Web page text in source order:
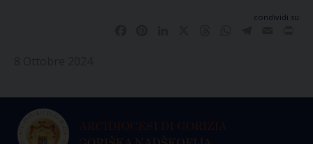
condividi su